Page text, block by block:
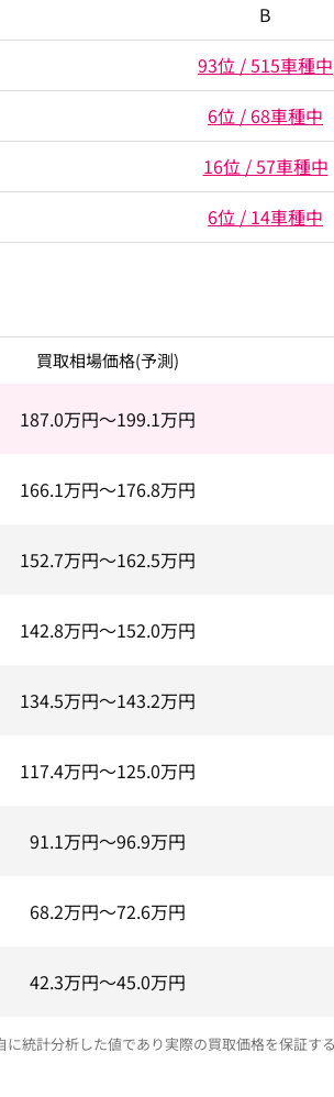
B
93位 / 515車種中
6位 / 68車種中
16位 / 57車種中
6位 / 14車種中
買取相場価格(予測)
187.0万円～199.1万円
166.1万円～176.8万円
152.7万円～162.5万円
142.8万円～152.0万円
134.5万円～143.2万円
117.4万円～125.0万円
91.1万円～96.9万円
68.2万円～72.6万円
42.3万円～45.0万円
統計分析した値であり実際の買取価格を保証す